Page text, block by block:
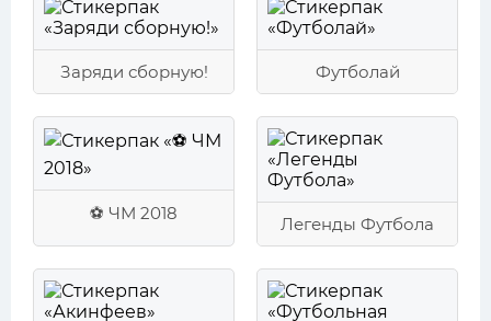
Заряди сборную! Футболай
⚽ ЧМ 2018
Легенды Футбола